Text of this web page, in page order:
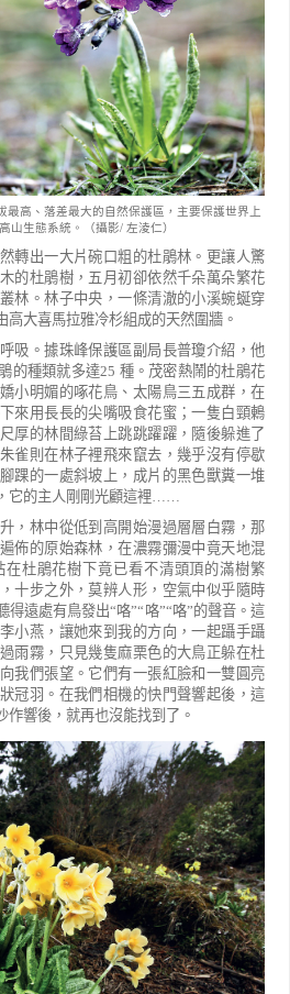
最高、落差最大的自然保護區，主要保護世界上
山生態系統。（攝影/ 左淩仁）
轉出一大片碗口粗的杜鵑林。更讓人驚
的杜鵑樹，五月初卻依然千朵萬朵繁花
林。林子中央，一條清澈的小溪蜿蜒穿
高大喜馬拉雅冷杉組成的天然圍牆。
吸。據珠峰保護區副局長普瓊介紹，他
的種類就多達25 種。茂密熱鬧的杜鵑花
小明媚的啄花鳥、太陽鳥三五成群， 在
來用長長的尖嘴吸食花蜜；一隻白頸鶇
厚的林間綠苔上跳跳躍躍，隨後躲進了
雀則在林子裡飛來竄去，幾乎沒有停歇
踝的一處斜坡上，成片的黑色獸糞一堆
它的主人 剛剛光顧這裡
，林中從低到高開始漫過層層白霧，那
佈的原始森林，在濃霧彌漫中竟天地混
杜鵑花樹下竟已看不清頭頂的滿樹繁
十步之外，莫辨人形，空氣中似乎隨時
得遠處有鳥發出“咯”“ 咯”“咯”的聲音。這
小燕，讓她來到我的方向，一起躡手躡
雨霧，只見幾隻麻栗色的大鳥正躲在杜
我們張望。它們有一張紅臉和一雙圓亮
冠羽。在我們相機的快門聲響起後，這
作響後，就再也沒能找到了。